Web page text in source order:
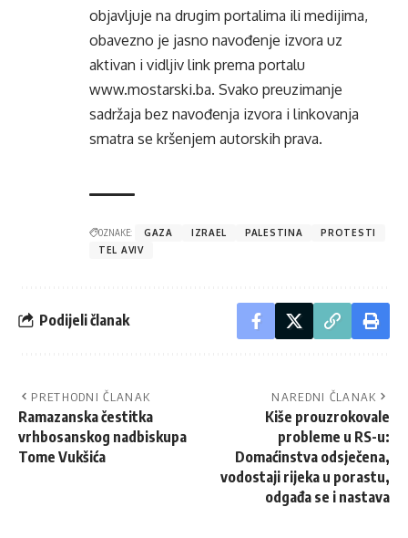
objavljuje na drugim portalima ili medijima,
obavezno je jasno navođenje izvora uz
aktivan i vidljiv link prema portalu
www.mostarski.ba. Svako preuzimanje
sadržaja bez navođenja izvora i linkovanja
smatra se kršenjem autorskih prava.
OZNAKE: GAZA IZRAEL PALESTINA
PROTESTI
TEL AVIV
Podijeli članak
PRETHODNI ČLANAK
Ramazanska čestitka
vrhbosanskog nadbiskupa
Tome Vukšića
NAREDNI ČLANAK
Kiše prouzrokovale
probleme u RS-u:
Domaćinstva odsječena,
vodostaji rijeka u porastu,
odgađa se i nastava